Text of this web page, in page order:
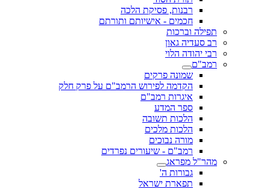
רבנות, פסיקת הלכה
חכמים - אישיותם ותורתם
תפילה וברכות
רב סעדיה גאון
רבי יהודה הלוי
רמב"ם
שמונה פרקים
הקדמה לפירוש הרמב"ם על פרק חלק
איגרות רמב"ם
ספר המדע
הלכות תשובה
הלכות מלכים
מורה נבוכים
רמב"ם - שיעורים נפרדים
מהר"ל מפראג
גבורות ה'
תפארת ישראל